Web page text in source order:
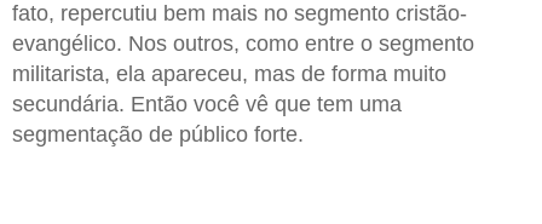
fato, repercutiu bem mais no segmento cristão-
evangélico. Nos outros, como entre o segmento
militarista, ela apareceu, mas de forma muito
secundária. Então você vê que tem uma
segmentação de público forte.